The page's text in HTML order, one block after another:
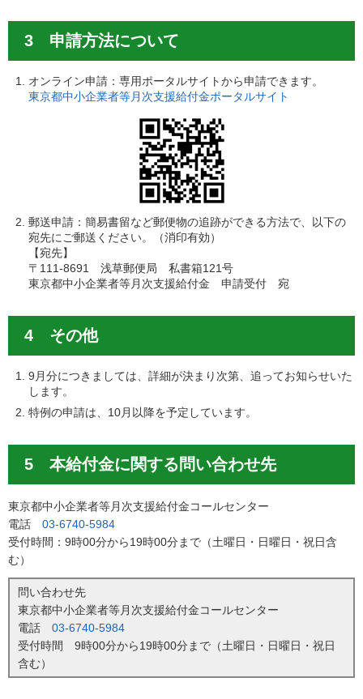
3 申請方法について
オンライン申請：専用ポータルサイトから申請できます。
東京都中小企業者等月次支援給付金ポータルサイト
郵送申請：簡易書留など郵便物の追跡ができる方法で、以下の
宛先にご郵送ください。（消印有効）
【宛先】
〒111-8691 浅草郵便局 私書箱121号
東京都中小企業者等月次支援給付金 申請受付 宛
4 その他
9月分につきましては、詳細が決まり次第、追ってお知らせいた
します。
特例の申請は、10月以降を予定しています。
5 本給付金に関する問い合わせ先
東京都中小企業者等月次支援給付金コールセンター
電話 03-6740-5984
受付時間：9時00分から19時00分まで（土曜日・日曜日・祝日含
む）
問い合わせ先
東京都中小企業者等月次支援給付金コールセンター
電話 03-6740-5984
受付時間 9時00分から19時00分まで（土曜日・日曜日・祝日
含む）